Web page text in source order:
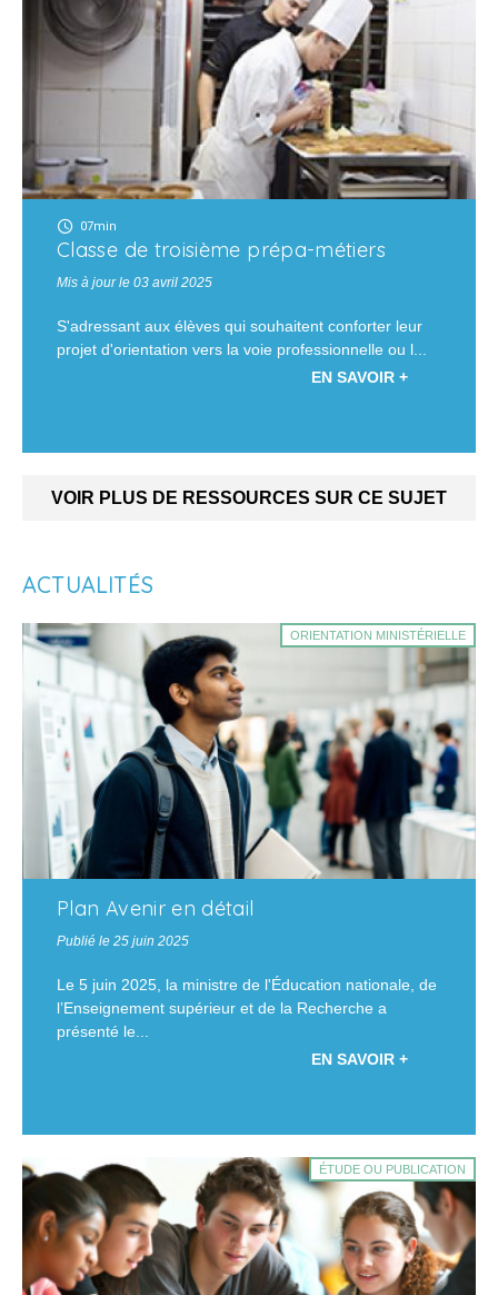
07min
Classe de troisième prépa-métiers
Mis à jour le 03 avril 2025
S'adressant aux élèves qui souhaitent conforter leur
projet d'orientation vers la voie professionnelle ou l...
EN SAVOIR +
VOIR PLUS DE RESSOURCES SUR CE SUJET
ACTUALITÉS
ORIENTATION MINISTÉRIELLE
Plan Avenir en détail
Publié le 25 juin 2025
Le 5 juin 2025, la ministre de l'Éducation nationale, de
l’Enseignement supérieur et de la Recherche a
présenté le...
EN SAVOIR +
ÉTUDE OU PUBLICATION